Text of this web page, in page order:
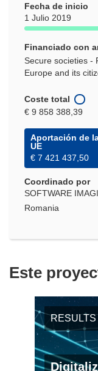
Fecha de inicio
1 Julio 2019
Financiado con
Secure societies -
Europe and its
Coste total
€ 9 858 388,39
Aportación de
UE
€ 7 421 437,50
Coordinado por
SOFTWARE
Romania
Este
RESULTS